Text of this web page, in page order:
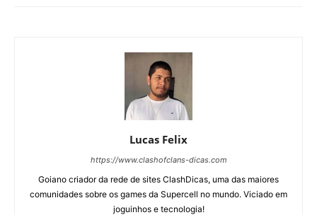
Lucas Felix
https://www.clashofclans-dicas.com
Goiano criador da rede de sites ClashDicas, uma das maiores
comunidades sobre os games da Supercell no mundo. Viciado em
joguinhos e tecnologia!